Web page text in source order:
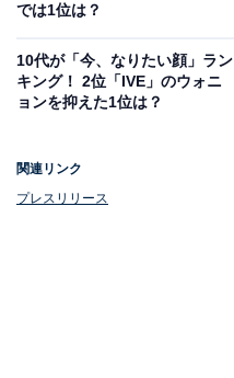
では1位は？
10代が「今、なりたい顔」ラン
キング！ 2位「IVE」のウォニ
ョンを抑えた1位は？
関連リンク
プレスリリース